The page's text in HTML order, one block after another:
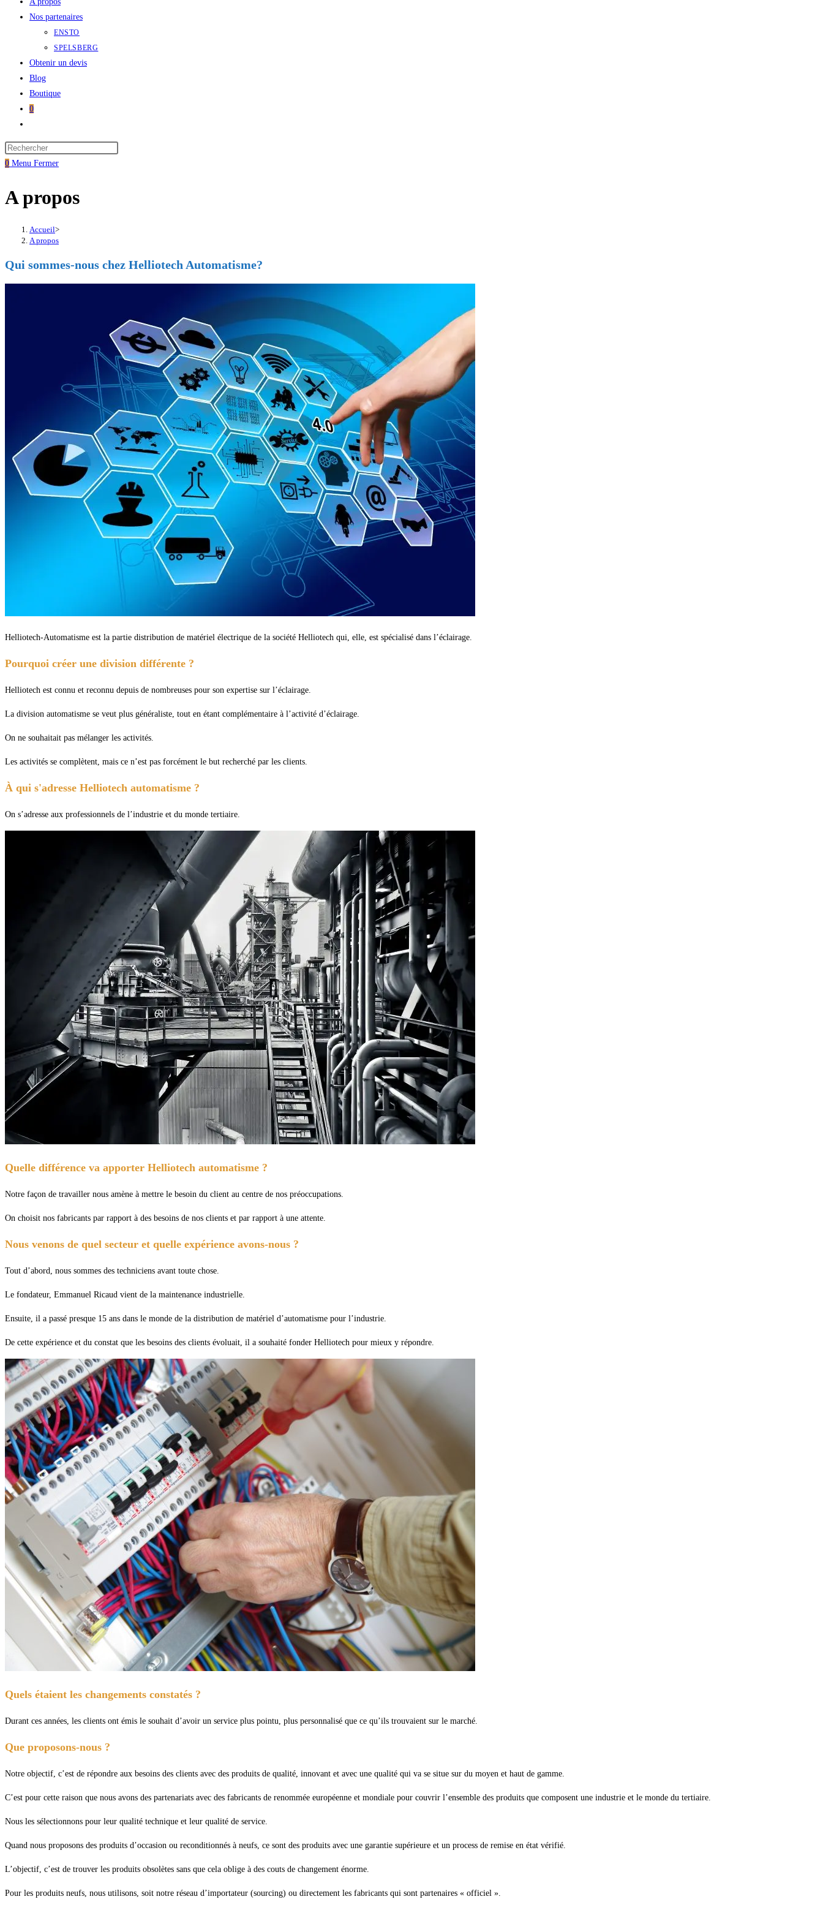
Nos partenaires
ENSTO
SPELSBERG
Obtenir un devis
Blog
Boutique
0
search
0 Menu Fermer
A propos
Accueil>
A propos
Qui sommes-nous chez Helliotech Automatisme?
Helliotech-Automatisme est la partie distribution de matériel électrique de la société Helliotech qui, elle, est spécialisé dans l’éclairage.
Pourquoi créer une division différente ?
Helliotech est connu et reconnu depuis de nombreuses pour son expertise sur l’éclairage.
La division automatisme se veut plus généraliste, tout en étant complémentaire à l’activité d’éclairage.
On ne souhaitait pas mélanger les activités.
Les activités se complètent, mais ce n’est pas forcément le but recherché par les clients.
À qui s'adresse Helliotech automatisme ?
On s’adresse aux professionnels de l’industrie et du monde tertiaire.
Quelle différence va apporter Helliotech automatisme ?
Notre façon de travailler nous amène à mettre le besoin du client au centre de nos préoccupations.
On choisit nos fabricants par rapport à des besoins de nos clients et par rapport à une attente.
Nous venons de quel secteur et quelle expérience avons-nous ?
Tout d’abord, nous sommes des techniciens avant toute chose.
Le fondateur, Emmanuel Ricaud vient de la maintenance industrielle.
Ensuite, il a passé presque 15 ans dans le monde de la distribution de matériel d’automatisme pour l’industrie.
De cette expérience et du constat que les besoins des clients évoluait, il a souhaité fonder Helliotech pour mieux y répondre.
Quels étaient les changements constatés ?
Durant ces années, les clients ont émis le souhait d’avoir un service plus pointu, plus personnalisé que ce qu’ils trouvaient sur le marché.
Que proposons-nous ?
Notre objectif, c’est de répondre aux besoins des clients avec des produits de qualité, innovant et avec une qualité qui va se situe sur du moyen et haut de gamme.
C’est pour cette raison que nous avons des partenariats avec des fabricants de renommée européenne et mondiale pour couvrir l’ensemble des produits que composent une industrie et le monde du tertiaire.
Nous les sélectionnons pour leur qualité technique et leur qualité de service.
Quand nous proposons des produits d’occasion ou reconditionnés à neufs, ce sont des produits avec une garantie supérieure et un process de remise en état vérifié.
L’objectif, c’est de trouver les produits obsolètes sans que cela oblige à des couts de changement énorme.
Pour les produits neufs, nous utilisons, soit notre réseau d’importateur (sourcing) ou directement les fabricants qui sont partenaires « officiel ».